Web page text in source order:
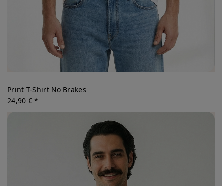
Print T-Shirt No Brakes
24,90 € *